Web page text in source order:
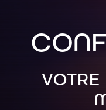
VOTRE